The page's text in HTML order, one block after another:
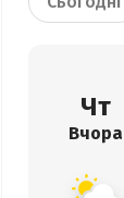
Чт
Вчора